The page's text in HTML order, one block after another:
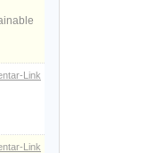
Link
Link